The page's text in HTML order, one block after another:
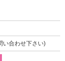
い合わせ下さい)